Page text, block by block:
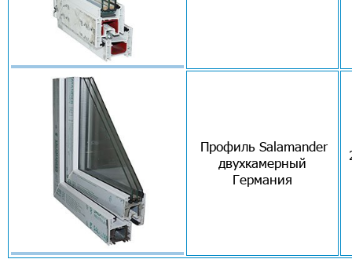
Профиль Salamander
двухкамерный
Германия